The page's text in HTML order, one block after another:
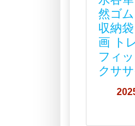
然ゴ
収納
画 ト
フィ
クサ